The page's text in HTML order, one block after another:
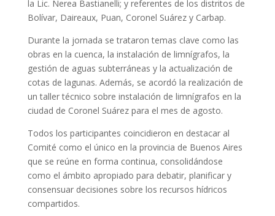
la Lic. Nerea Bastianelli; y referentes de los distritos de
Bolívar, Daireaux, Puan, Coronel Suárez y Carbap.
Durante la jornada se trataron temas clave como las
obras en la cuenca, la instalación de limnígrafos, la
gestión de aguas subterráneas y la actualización de
cotas de lagunas. Además, se acordó la realización de
un taller técnico sobre instalación de limnígrafos en la
ciudad de Coronel Suárez para el mes de agosto.
Todos los participantes coincidieron en destacar al
Comité como el único en la provincia de Buenos Aires
que se reúne en forma continua, consolidándose
como el ámbito apropiado para debatir, planificar y
consensuar decisiones sobre los recursos hídricos
compartidos.